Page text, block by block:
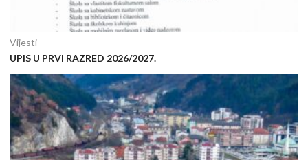
Vijesti
UPIS U PRVI RAZRED 2026/2027.